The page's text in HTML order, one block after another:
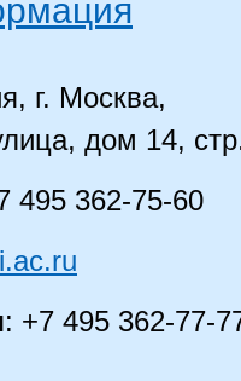
г. Москва,
дом 14,
495 362-75-60
: +7 495 362-77-